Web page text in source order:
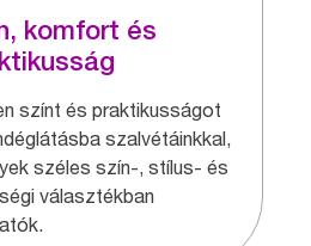
komfort és
színt és praktikusságot
szalvétáinkkal,
széles szín-, stílus- és
választékban